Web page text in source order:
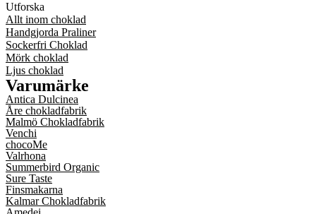
Utforska
Allt inom choklad
Handgjorda Praliner
Sockerfri Choklad
Mörk choklad
Ljus choklad
Varumärke
Antica Dulcinea
Åre chokladfabrik
Malmö Chokladfabrik
Venchi
chocoMe
Valrhona
Summerbird Organic
Sure Taste
Finsmakarna
Kalmar Chokladfabrik